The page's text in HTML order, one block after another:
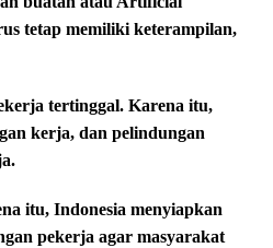
tetap memiliki keterampilan,
tertinggal. Karena itu,
kerja, dan pelindungan
itu, Indonesia menyiapkan
pekerja agar masyarakat